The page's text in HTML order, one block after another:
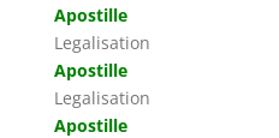
Apostille
Legalisation
Apostille
Legalisation
Apostille